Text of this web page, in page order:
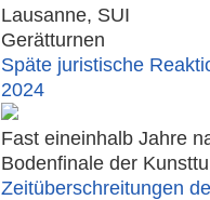
Lausanne, SUI
Gerätturnen
Späte juristische
2024
Fast eineinhalb Jahre
Bodenfinale der
Zeitüberschreitungen